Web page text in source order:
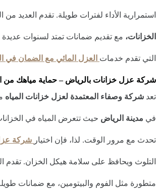
استمرارية الأداء لفترات طويلة. تقدم
الخزانات، مع تقديم ضمانات تمتد لسنوات
التي تقدم خدمات العزل المائي مع الضمان في
شركة عزل خزانات بالرياض – حماية مياهك من
تعد شركة وصفاء المعتمدة لعزل خزانات المياه
في مدينة الرياض حيث تتعرض المياه في
تحدث مع مرور الوقت. لذا، فإن اختيار شركة
التلوث ويحافظ على سلامة هيكل الخزان.
متطورة مثل الفوم والبيتومين، مع ضمانات